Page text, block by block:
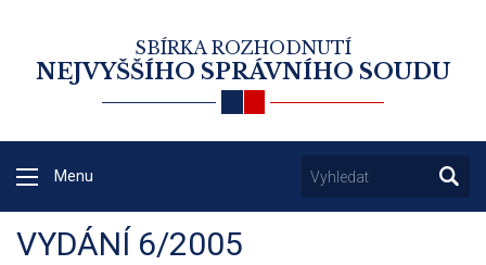
SBÍRKA ROZHODNUTÍ
NEJVYŠŠÍHO SPRÁVNÍHO SOUDU
Menu
VYDÁNÍ 6/2005